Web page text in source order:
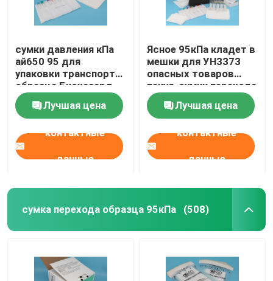
сумки давления кПа
ай650 95 для
упаковки транспорта
образца Биохазард
Лучшая цена
контактные
данные
Ясное 95кПа кладет в
мешки для УН3373
опасных товаров
пакуя, сумки перехода
образца 95кПа
Лучшая цена
контактные
данные
сумка перехода образца 95кПа (508)